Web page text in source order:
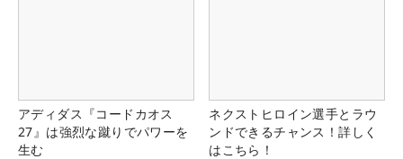
アディダス『コードカオス
27』は強烈な蹴りでパワーを
生む
ネクストヒロイン選手とラウ
ンドできるチャンス！詳しく
はこちら！